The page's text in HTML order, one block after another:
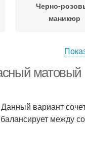
Черно-
маникюр
Классический
матовый
вариант
между